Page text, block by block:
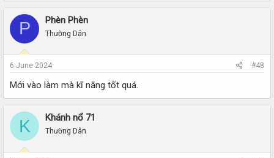
P Phèn Phèn
Thường Dân
6 June 2024 #48
Mới vào làm mà kĩ năng tốt quá.
K Khánh nổ 71
Thường Dân